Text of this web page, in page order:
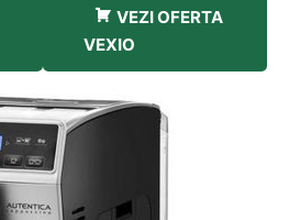
VEZI OFERTA
VEXIO